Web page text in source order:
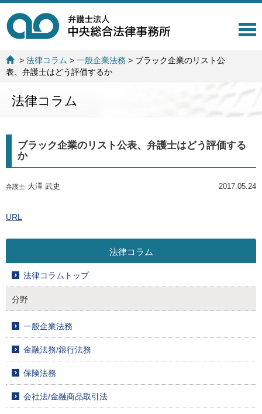
T
t
o
>法律コラム >一般企業法務 > ブラック企業のリスト公
表、弁護士はどう評価するか
法律コラム
ブラック企業のリスト公表、弁護士はどう評価する
か
弁護士 大澤 武史 2017.05.24
URL
法律コラム
法律コラムトップ
分野
一般企業法務
金融法務/銀行法務
保険法務
会社法/金融商品取引法